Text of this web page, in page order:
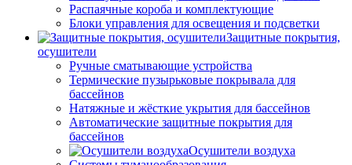
Распаячные короба и комплектующие
Блоки управления для освещения и подсветки
Защитные покрытия,
осушители
Ручные сматывающие устройства
Термические пузырьковые покрывала для
бассейнов
Натяжные и жёсткие укрытия для бассейнов
Автоматические защитные покрытия для
бассейнов
Осушители воздуха